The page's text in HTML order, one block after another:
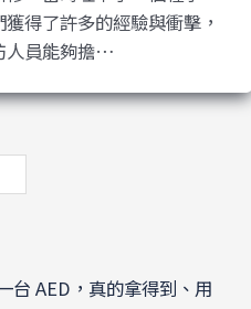
得了許多的經驗與衝擊，
人員能夠擔…
台 AED，真的拿得到、用